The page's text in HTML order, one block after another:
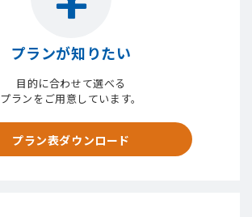
プランが知りたい
目的に合わせて選べる
プランをご用意しています。
プラン表ダウンロード